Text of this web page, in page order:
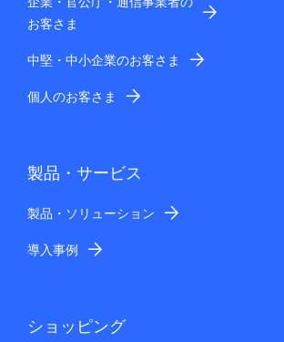
お客さま
中堅・中小企業のお客さま
個人のお客さま
製品・サービス
製品・ソリューション
導入事例
ショッピング